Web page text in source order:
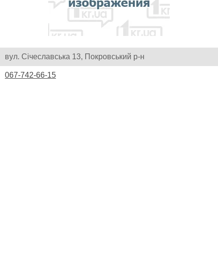
вул. Січеславська 13, Покровський р-н
067-742-66-15